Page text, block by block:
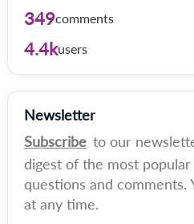
349comments
4.4kusers
Newsletter
Subscribe to our
digest of the most
questions and comments.
at any time.